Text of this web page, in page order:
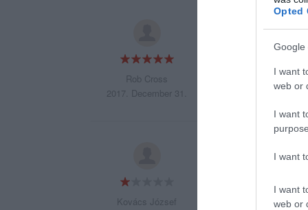
Opted
Google
I want
web or
I want
I want
I want
web or
Rob Cross
2017. December 31.
A létező legjobb
Kovács József
tele van
felháborító már